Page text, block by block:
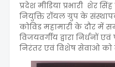
प्रदेश मीडिया प्रभारी शेर
नियुक्ति रॉयल ग्रुप के
कोविड महामारी के दौर में
विजयवर्गीय द्वारा निर्धनों
निरंतर एवं विशेष सेवाओ